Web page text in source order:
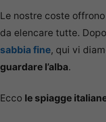
Le nostre coste
da elencare tutte.
sabbia fine, qui vi
guardare l’alba.
Ecco le spiagge